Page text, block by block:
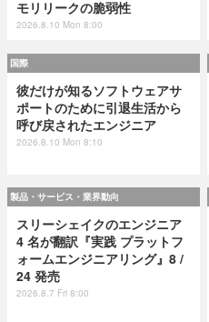
モリリークの脆弱性
2026.8.10 Mon 8:00
国際
彼だけが知るソフトウェアサ
ポートのために引退生活から
呼び戻されたエンジニア
2026.8.10 Mon 8:10
製品・サービス・業界動向
スリーシェイクのエンジニア
4 名が翻訳『実践 プラットフ
ォームエンジニアリング』8 /
24 発売
2026.8.7 Fri 8:00